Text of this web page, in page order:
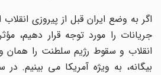
اگر به وضع ایران قبل از پیروزی انقلاب
جریانات را مورد توجه قرار دهیم،
انقلاب و سقوط رژیم سلطنت را همان